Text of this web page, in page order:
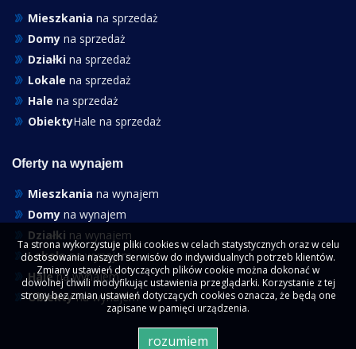
Mieszkania na sprzedaż
Domy na sprzedaż
Działki na sprzedaż
Lokale na sprzedaż
Hale na sprzedaż
ObiektyHale na sprzedaż
Oferty na wynajem
Mieszkania na wynajem
Domy na wynajem
Działki na wynajem
Lokalena wynajem
Halena wynajem
Obiektyna wynajem
Ta strona wykorzystuje pliki cookies w celach statystycznych oraz w celu
dostosowania naszych serwisów do indywidualnych potrzeb klientów.
Zmiany ustawień dotyczących plików cookie można dokonać w
dowolnej chwili modyfikując ustawienia przeglądarki. Korzystanie z tej
strony bez zmian ustawień dotyczących cookies oznacza, że będą one
zapisane w pamięci urządzenia.
rozumiem